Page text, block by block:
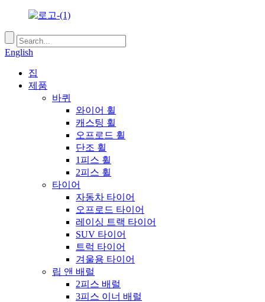
English
집
제품
바퀴
와이어 휠
캐스팅 휠
오프로드 휠
단조 휠
1피스 휠
2피스 휠
타이어
자동차 타이어
오프로드 타이어
레이싱 트랙 타이어
SUV 타이어
트럭 타이어
겨울용 타이어
립 앤 배럴
2피스 배럴
3피스 이너 배럴